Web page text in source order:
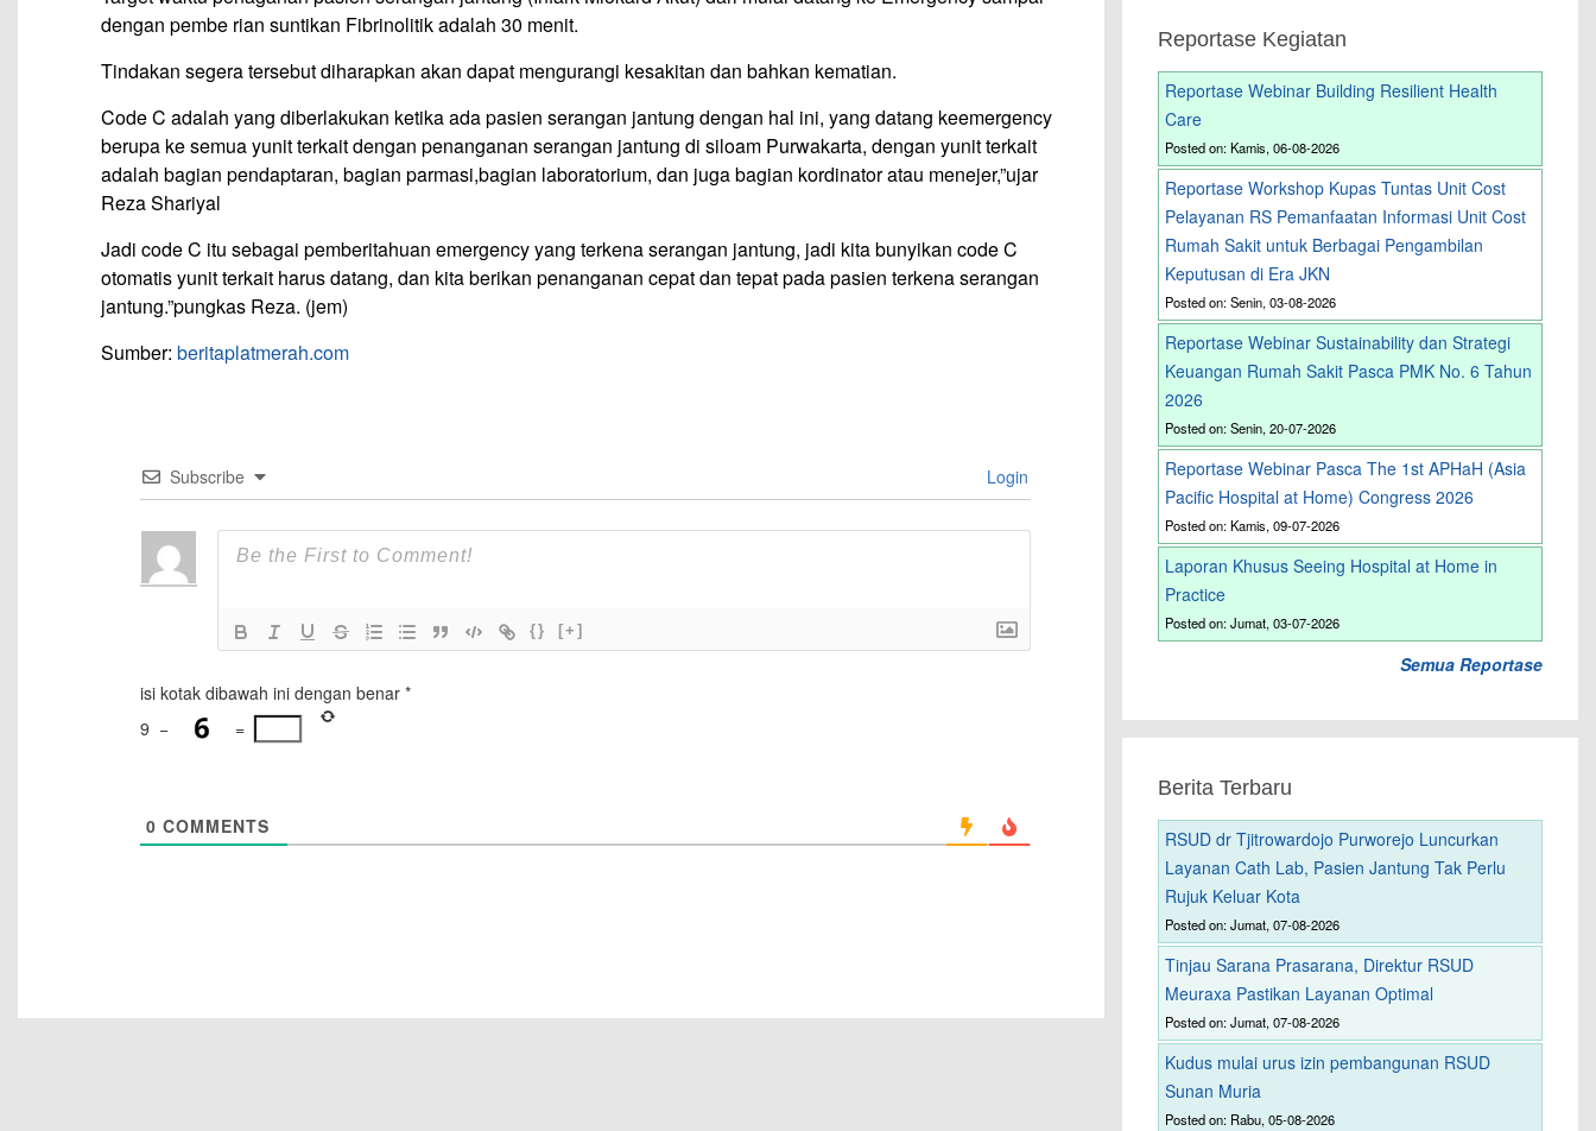
dengan pembe rian suntikan Fibrinolitik adalah 30 menit.
Tindakan segera tersebut diharapkan akan dapat mengurangi kesakitan dan bahkan kematian.
Code C adalah yang diberlakukan ketika ada pasien serangan jantung dengan hal ini, yang datang keemergency
berupa ke semua yunit terkait dengan penanganan serangan jantung di siloam Purwakarta, dengan yunit terkait
adalah bagian pendaptaran, bagian parmasi,bagian laboratorium, dan juga bagian kordinator atau menejer,”ujar
Reza Shariyal
Jadi code C itu sebagai pemberitahuan emergency yang terkena serangan jantung, jadi kita bunyikan code C
otomatis yunit terkait harus datang, dan kita berikan penanganan cepat dan tepat pada pasien terkena serangan
jantung.”pungkas Reza. (jem)
Sumber: beritaplatmerah.com
Subscribe Login
{} [+]
isi kotak dibawah ini dengan benar*
9 − =
0 COMMENTS
Reportase Kegiatan
Reportase Webinar Building Resilient Health
Care
Posted on: Kamis, 06-08-2026
Reportase Workshop Kupas Tuntas Unit Cost
Pelayanan RS Pemanfaatan Informasi Unit Cost
Rumah Sakit untuk Berbagai Pengambilan
Keputusan di Era JKN
Posted on: Senin, 03-08-2026
Reportase Webinar Sustainability dan Strategi
Keuangan Rumah Sakit Pasca PMK No. 6 Tahun
2026
Posted on: Senin, 20-07-2026
Reportase Webinar Pasca The 1st APHaH (Asia
Pacific Hospital at Home) Congress 2026
Posted on: Kamis, 09-07-2026
Laporan Khusus Seeing Hospital at Home in
Practice
Posted on: Jumat, 03-07-2026
Semua Reportase
Berita Terbaru
RSUD dr Tjitrowardojo Purworejo Luncurkan
Layanan Cath Lab, Pasien Jantung Tak Perlu
Rujuk Keluar Kota
Posted on: Jumat, 07-08-2026
Tinjau Sarana Prasarana, Direktur RSUD
Meuraxa Pastikan Layanan Optimal
Posted on: Jumat, 07-08-2026
Kudus mulai urus izin pembangunan RSUD
Sunan Muria
Posted on: Rabu, 05-08-2026